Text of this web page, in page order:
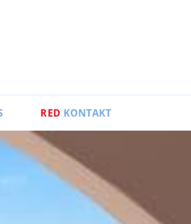
RED KONTAKT